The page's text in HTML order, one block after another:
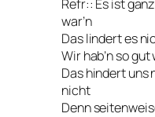
Refr:: Es ist
war’n
Das lindert es
Wir hab’n so
Das hindert uns
nicht
Denn